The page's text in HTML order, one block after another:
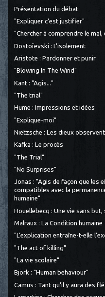
Présentation du débat
"Expliquer c'est justifier"
"Chercher à comprendre le mal,
Dostoïevski : L'isolement
Aristote : Pardonner et punir
"Blowing In The Wind"
Kant : "Agis..."
"The trial"
Hume : Impressions et idées
"Explique-moi"
Nietzsche : Les dieux
Kafka : Le procès
"The Trial"
"No Surprises"
Jonas : "Agis de façon que les
compatibles avec la
humaine"
Houellebecq : Une vie sans
Malraux : La Condition humaine
"L’explication entraîne-t-elle
"The act of killing"
"La vie scolaire"
Björk : "Human behaviour"
Camus : Tant qu'il y aura des